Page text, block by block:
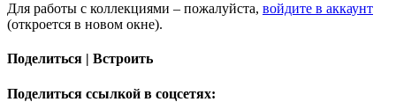
Для работы с коллекциями – пожалуйста, войдите в аккаунт
(откроется в новом окне).
Поделиться | Встроить
Поделиться ссылкой в соцсетях: